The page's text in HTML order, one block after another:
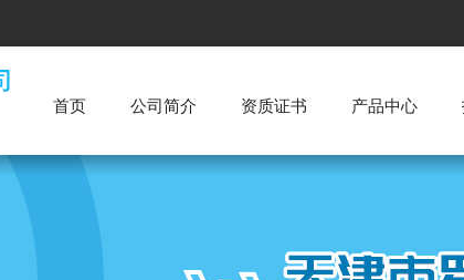
首页 公司简介 资质证书 产品中心